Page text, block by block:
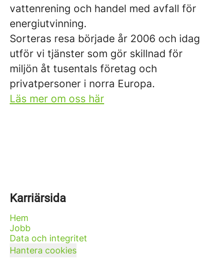
vattenrening och handel med avfall för
energiutvinning.
Sorteras resa började år 2006 och idag
utför vi tjänster som gör skillnad för
miljön åt tusentals företag och
privatpersoner i norra Europa.
Läs mer om oss här
Karriärsida
Hem
Jobb
Data och integritet
Hantera cookies